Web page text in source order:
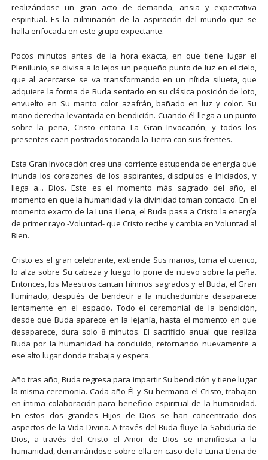
realizándose un gran acto de demanda, ansia y expectativa
espiritual. Es la culminación de la aspiración del mundo que se
halla enfocada en este grupo expectante.
Pocos minutos antes de la hora exacta, en que tiene lugar el
Plenilunio, se divisa a lo lejos un pequeño punto de luz en el cielo,
que al acercarse se va transformando en un nítida silueta, que
adquiere la forma de Buda sentado en su clásica posición de loto,
envuelto en Su manto color azafrán, bañado en luz y color. Su
mano derecha levantada en bendición. Cuando él llega a un punto
sobre la peña, Cristo entona La Gran Invocación, y todos los
presentes caen postrados tocando la Tierra con sus frentes.
Esta Gran Invocación crea una corriente estupenda de energía que
inunda los corazones de los aspirantes, discípulos e Iniciados, y
llega a... Dios. Este es el momento más sagrado del año, el
momento en que la humanidad y la divinidad toman contacto. En el
momento exacto de la Luna Llena, el Buda pasa a Cristo la energía
de primer rayo -Voluntad- que Cristo recibe y cambia en Voluntad al
Bien.
Cristo es el gran celebrante, extiende Sus manos, toma el cuenco,
lo alza sobre Su cabeza y luego lo pone de nuevo sobre la peña.
Entonces, los Maestros cantan himnos sagrados y el Buda, el Gran
Iluminado, después de bendecir a la muchedumbre desaparece
lentamente en el espacio. Todo el ceremonial de la bendición,
desde que Buda aparece en la lejanía, hasta el momento en que
desaparece, dura solo 8 minutos. El sacrificio anual que realiza
Buda por la humanidad ha concluido, retornando nuevamente a
ese alto lugar donde trabaja y espera.
Año tras año, Buda regresa para impartir Su bendición y tiene lugar
la misma ceremonia. Cada año Él y Su hermano el Cristo, trabajan
en íntima colaboración para beneficio espiritual de la humanidad.
En estos dos grandes Hijos de Dios se han concentrado dos
aspectos de la Vida Divina. A través del Buda fluye la Sabiduría de
Dios, a través del Cristo el Amor de Dios se manifiesta a la
humanidad, derramándose sobre ella en caso de la Luna Llena de